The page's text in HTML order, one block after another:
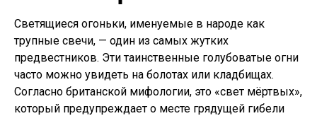
Светящиеся огоньки, именуемые в народе как
трупные свечи, — один из самых жутких
предвестников. Эти таинственные голубоватые огни
часто можно увидеть на болотах или кладбищах.
Согласно британской мифологии, это «свет мёртвых»,
который предупреждает о месте грядущей гибели